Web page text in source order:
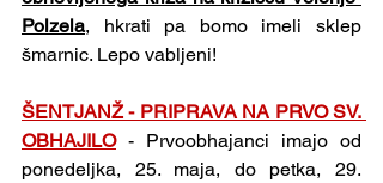
Polzela, hkrati pa bomo imeli sklep
šmarnic. Lepo vabljeni!
ŠENTJANŽ - PRIPRAVA NA PRVO SV.
OBHAJILO - Prvoobhajanci imajo od
ponedeljka, 25. maja, do petka, 29.